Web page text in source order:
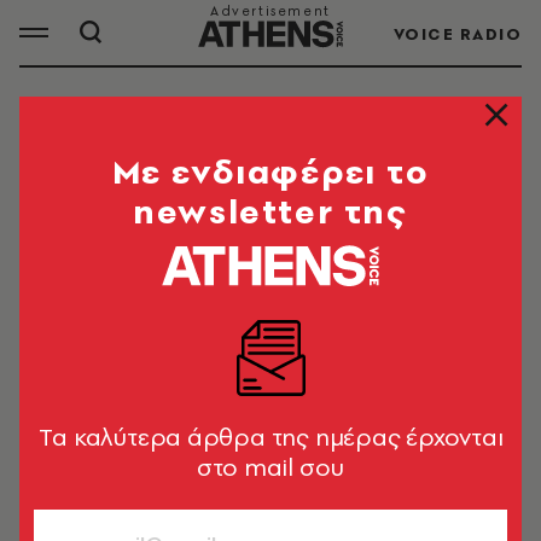
VOICE RADIO
ΟΛΑ ΤΑ ΑΡΘΡΑ ΤΟΥ TAG
LIFESTYLE
απέδειξε ότι δεν χρειάζεται καν
νυφικό
Mε ενδιαφέρει το
newsletter της
Tα καλύτερα άρθρα της ημέρας έρχονται
στο mail σου